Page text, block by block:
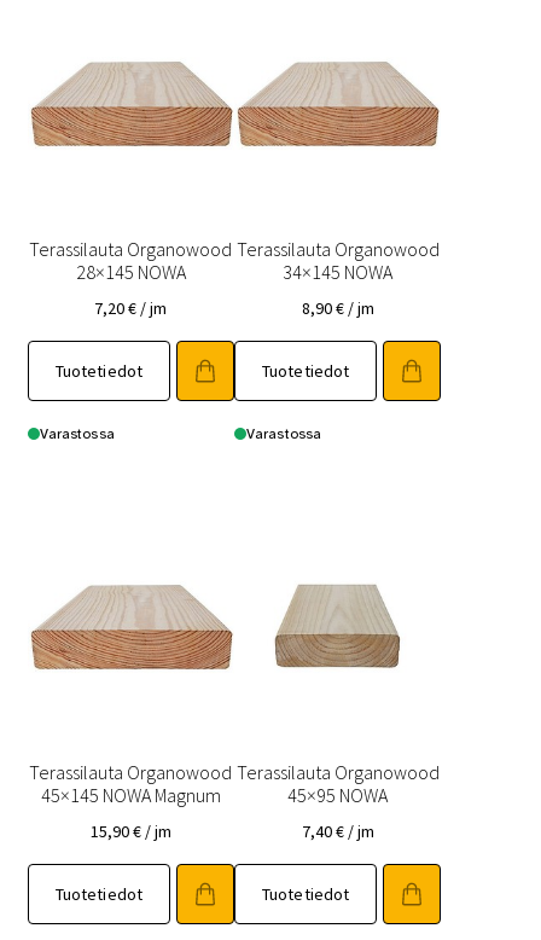
Terassilauta Organowood
28×145 NOWA
7,20€ / jm
Tuotetiedot
Varastossa
Terassilauta Organowood
34×145 NOWA
8,90€ / jm
Tuotetiedot
Varastossa
Terassilauta Organowood
45×145 NOWA Magnum
15,90€ / jm
Tuotetiedot
Terassilauta Organowood
45×95 NOWA
7,40€ / jm
Tuotetiedot